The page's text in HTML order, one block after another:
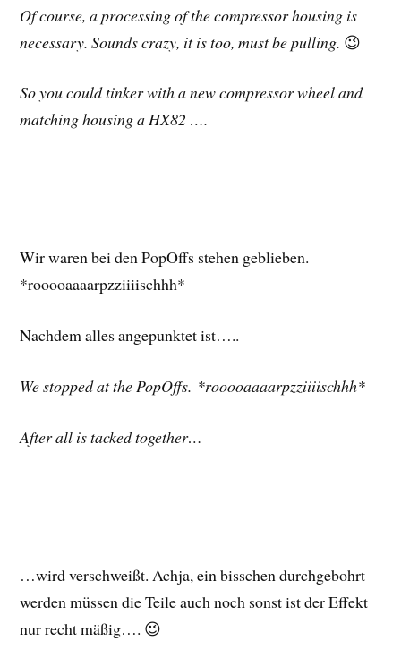
Of course, a processing of the compressor housing is
necessary. Sounds crazy, it is too, must be pulling. 😉
So you could tinker with a new compressor wheel and
matching housing a HX82 ….
Wir waren bei den PopOffs stehen geblieben.
*rooooaaaarpzziiiischhh*
Nachdem alles angepunktet ist…..
We stopped at the PopOffs. *rooooaaaarpzziiiischhh*
After all is tacked together…
…wird verschweißt. Achja, ein bisschen durchgebohrt
werden müssen die Teile auch noch sonst ist der Effekt
nur recht mäßig…. 😉